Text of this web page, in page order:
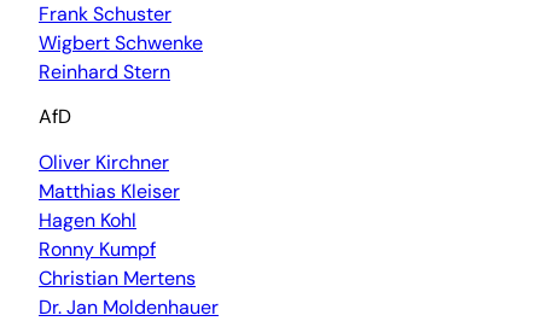
Frank Schuster
Wigbert Schwenke
Reinhard Stern
AfD
Oliver Kirchner
Matthias Kleiser
Hagen Kohl
Ronny Kumpf
Christian Mertens
Dr. Jan Moldenhauer